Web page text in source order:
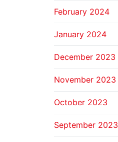
February 2024
January 2024
December 2023
November 2023
October 2023
September 2023